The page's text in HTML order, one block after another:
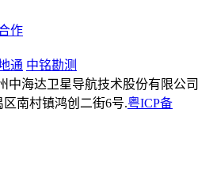
作
通 中铭勘测
中海达卫星导航技术股份有限公司
区南村镇鸿创二街6号.粤ICP备